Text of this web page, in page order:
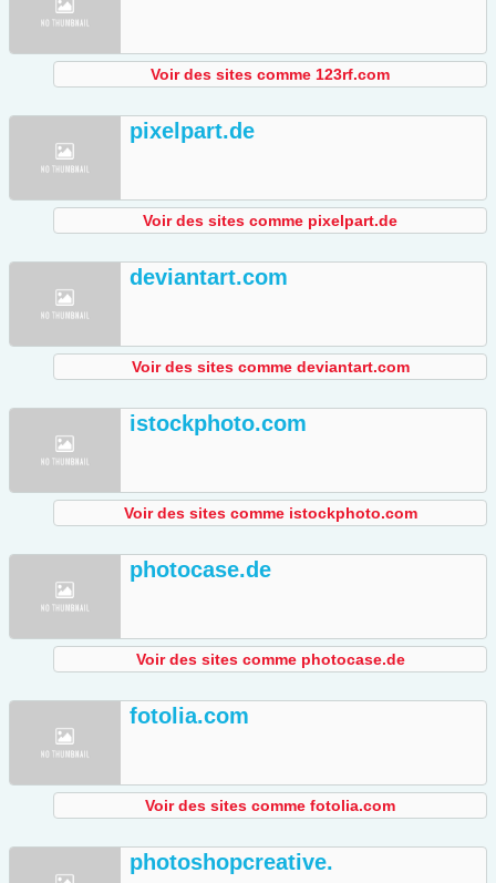
Voir des sites comme 123rf.com
pixelpart.de
Voir des sites comme pixelpart.de
deviantart.com
Voir des sites comme deviantart.com
istockphoto.com
Voir des sites comme istockphoto.com
photocase.de
Voir des sites comme photocase.de
fotolia.com
Voir des sites comme fotolia.com
photoshopcreative.